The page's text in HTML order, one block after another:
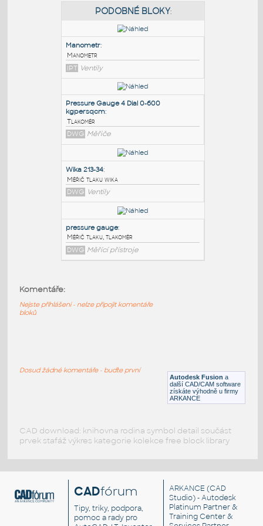
PODOBNÉ BLOKY
Manometr:
IPT Ventily
Pressure Gauge 4 Dial 0-600
kgpersqcm
Tlakoměr
DWG Měřiče
Měřič tlaku wika
Měřič tlaku, tlakoměr
Autodesk Fusion a
další CAD/CAM software
získáte výhodně u firmy
ARKANCE
Komentáře:
Nejste přihlášeni - nelze připojit komentáře
bloků
Dosud žádné komentáře - buďte první
CAD download: knihovna rodina symbol detail součást
prvek stafáž výkres kategorie kolekce free block library
CADfórum
Tipy, triky, podpora,
pomoc a rady pro
ARKANCE (CAD
Studio) - Autodesk
Platinum Partner &
Training Center &